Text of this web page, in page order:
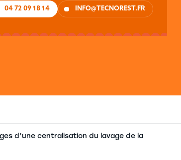
04 72 09 18 14 INFO@TECNOREST.FR
d’une centralisation du lavage de la